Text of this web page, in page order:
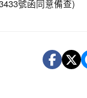
號函同意備查)